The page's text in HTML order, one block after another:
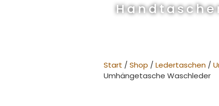
Start / Shop / Ledertaschen/
Umhängetasche Waschleder